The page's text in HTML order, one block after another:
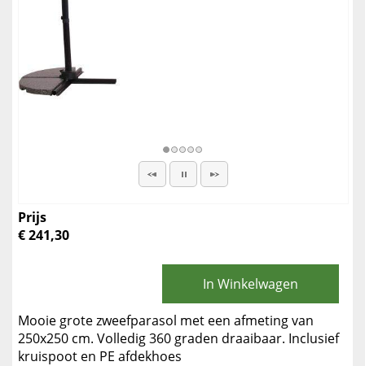
Prijs
€ 241,30
In Winkelwagen
Mooie grote zweefparasol met een afmeting van
250x250 cm. Volledig 360 graden draaibaar. Inclusief
kruispoot en PE afdekhoes